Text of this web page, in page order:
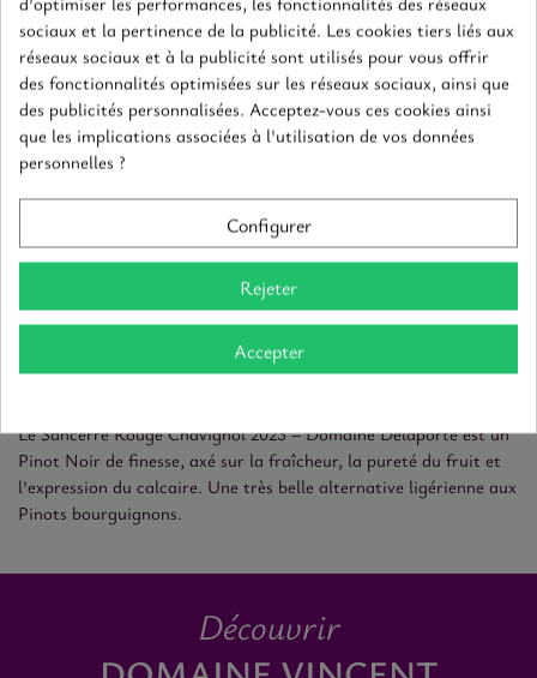
• Second nez : fleurs, épices douces, pierre humide.
👄Bouche
• Attaque : souple et fraîche.
• Structure : tanins fins, acidité bien intégrée.
• Arômes dominants : fruits rouges croquants, floral délicat,
minéralité crayeuse.
• Équilibre général : fluide, élégant et digeste.
• Longueur : finale fraîche et subtilement épicée.
🍽️Accords mets & vins
• Veau, porc, cuisine légère.
• Fromages doux (Brillat-Savarin, tomme fraîche).
Le Sancerre Rouge Chavignol 2023 – Domaine Delaporte est un
Pinot Noir de finesse, axé sur la fraîcheur, la pureté du fruit et
l’expression du calcaire. Une très belle alternative ligérienne aux
Pinots bourguignons.
Découvrir
sociaux et la pertinence de la publicité. Les cookies tiers liés aux
réseaux sociaux et à la publicité sont utilisés pour vous offrir
des fonctionnalités optimisées sur les réseaux sociaux, ainsi que
des publicités personnalisées. Acceptez-vous ces cookies ainsi
que les implications associées à l'utilisation de vos données
personnelles ?
Configurer
Rejeter
Accepter